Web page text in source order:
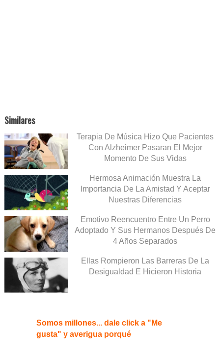
Similares
Terapia De Música Hizo Que Pacientes
Con Alzheimer Pasaran El Mejor
Momento De Sus Vidas
Hermosa Animación Muestra La
Importancia De La Amistad Y Aceptar
Nuestras Diferencias
Emotivo Reencuentro Entre Un Perro
Adoptado Y Sus Hermanos Después De
4 Años Separados
Ellas Rompieron Las Barreras De La
Desigualdad E Hicieron Historia
Somos millones... dale click a "Me
gusta" y averigua porqué